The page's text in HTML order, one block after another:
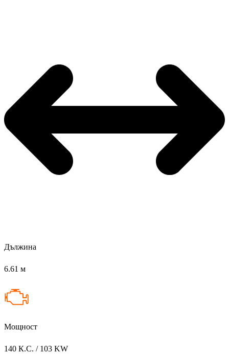
Дължина
6.61 м
Мощност
140 К.С. / 103 KW